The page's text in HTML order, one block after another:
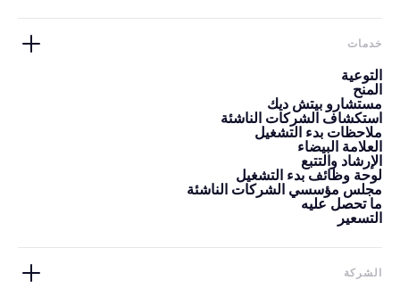
خدمات
التوعية
المنح
مستشارو بيتش ديك
استكشاف الشركات الناشئة
ملاحظات بدء التشغيل
العلامة البيضاء
الإرشاد والتتبع
لوحة وظائف بدء التشغيل
مجلس مؤسسي الشركات الناشئة
ما تحصل عليه
التسعير
الشركة